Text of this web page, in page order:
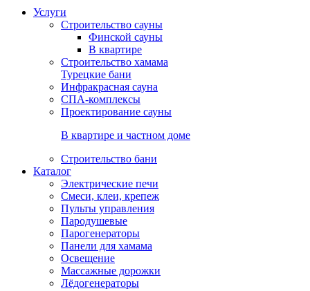
Услуги
Строительство сауны
Финской сауны
В квартире
Строительство хамама
Турецкие бани
Инфракрасная сауна
СПА-комплексы
Проектирование сауны
В квартире и частном доме
Строительство бани
Каталог
Электрические печи
Смеси, клеи, крепеж
Пульты управления
Пародушевые
Парогенераторы
Панели для хамама
Освещение
Массажные дорожки
Лёдогенераторы